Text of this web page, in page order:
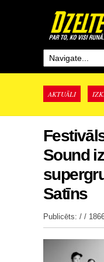
AKTUĀLI
Sound
Satīns
Publicēts: / /